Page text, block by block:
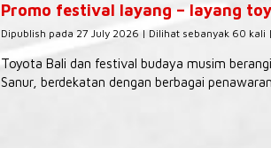
Promo festival layang – layang
Dipublish pada 27 July 2026 | Dilihat sebanyak 60 kali
Toyota Bali dan festival budaya musim
Sanur, berdekatan dengan berbagai